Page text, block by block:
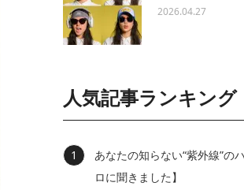
2026.04.27
人気記事ランキング
あなたの知らない“紫外線”の
ロに聞きました】